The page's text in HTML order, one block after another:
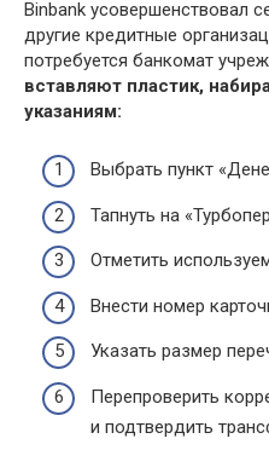
Binbank усовершенствовал
другие кредитные
потребуется банкомат
вставляют пластик,
указаниям:
Выбрать пункт
Тапнуть на
Отметить
Внести номер
Указать размер
Перепроверить
и подтвердить